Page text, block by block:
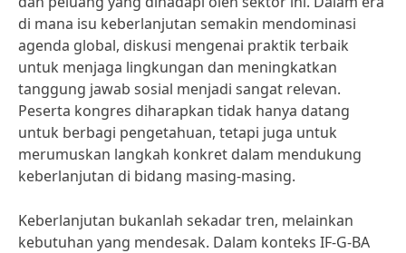
di mana isu keberlanjutan semakin mendominasi
agenda global, diskusi mengenai praktik terbaik
untuk menjaga lingkungan dan meningkatkan
tanggung jawab sosial menjadi sangat relevan.
Peserta kongres diharapkan tidak hanya datang
untuk berbagi pengetahuan, tetapi juga untuk
merumuskan langkah konkret dalam mendukung
keberlanjutan di bidang masing-masing.
Keberlanjutan bukanlah sekadar tren, melainkan
kebutuhan yang mendesak. Dalam konteks IF-G-BA